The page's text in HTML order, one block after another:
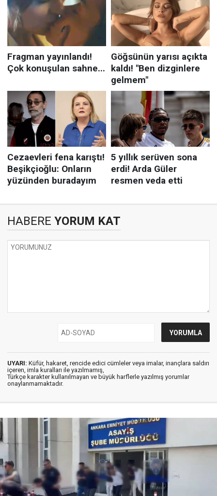
HABERE YORUM KAT
UYARI: Küfür, hakaret, rencide edici cümleler veya imalar, inançlara saldırı
içeren, imla kuralları ile yazılmamış,
Türkçe karakter kullanılmayan ve büyük harflerle yazılmış yorumlar
onaylanmamaktadır.